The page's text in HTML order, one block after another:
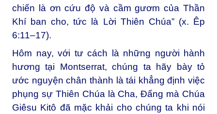
chiến là ơn cứu độ và cầm gươm của Thần
Khí ban cho, tức là Lời Thiên Chúa” (x. Êp
6:11–17).
Hôm nay, với tư cách là những người hành
hương tại Montserrat, chúng ta hãy bày tỏ
ước nguyện chân thành là tái khẳng định việc
phụng sự Thiên Chúa là Cha, Đấng mà Chúa
Giêsu Kitô đã mặc khải cho chúng ta khi nói